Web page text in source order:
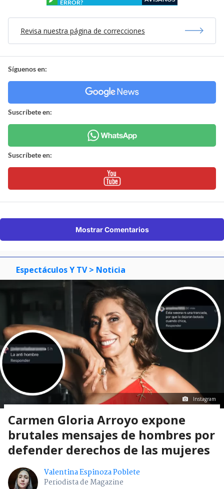
ERROR?
Revisa nuestra página de correcciones
Síguenos en:
Suscríbete en:
Suscríbete en:
Mostrar Comentarios
Espectáculos Y TV > Noticia
Instagram
Carmen Gloria Arroyo expone
brutales mensajes de hombres por
defender derechos de las mujeres
Valentina Espinoza Poblete
Periodista de Magazine